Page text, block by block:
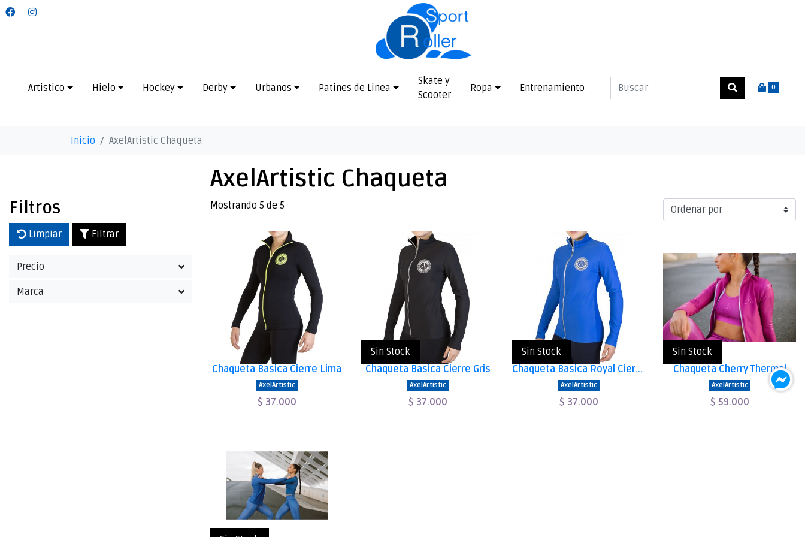
0
Artistico Hielo Hockey Derby Urbanos Patines de Linea
Skate y
Scooter
Ropa Entrenamiento
Inicio AxelArtistic Chaqueta
AxelArtistic Chaqueta
Filtros
Limpiar Filtrar
Precio
Marca
Mostrando 5 de 5
Chaqueta Basica Cierre Lima
AxelArtistic
$ 37.000
Sin Stock
Chaqueta Basica Cierre Gris
AxelArtistic
$ 37.000
Sin Stock
Chaqueta Basica Royal Cierre Plata
AxelArtistic
$ 37.000
Sin Stock
Chaqueta Cherry Thermal
AxelArtistic
$ 59.000